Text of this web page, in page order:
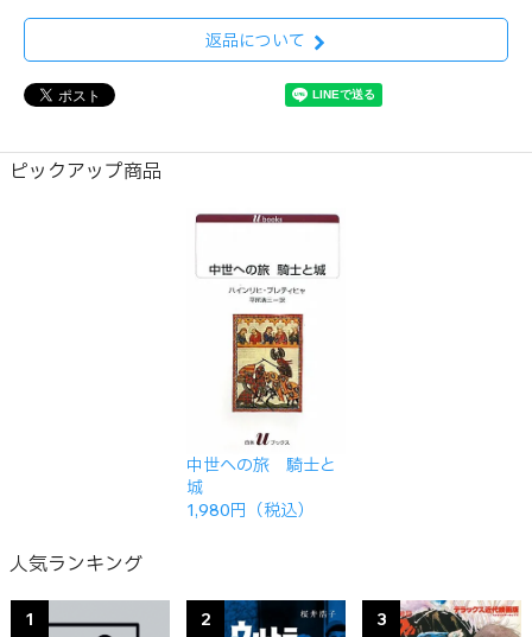
返品について
ピックアップ商品
中世への旅 騎士と
城
1,980円（税込）
人気ランキング
1 2 3